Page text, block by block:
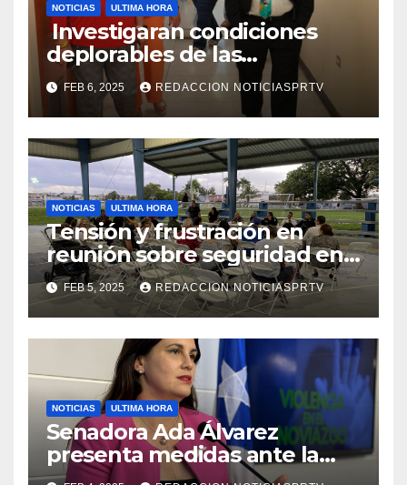
NOTICIAS ULTIMA HORA
Investigaran condiciones
deplorables de las
facilidades el Departamento
de la Salud en Mayagüez
FEB 6, 2025 REDACCION NOTICIASPRTV
NOTICIAS ULTIMA HORA
Tensión y frustración en
reunión sobre seguridad en
Reparto Metropolitano
FEB 5, 2025 REDACCION NOTICIASPRTV
NOTICIAS ULTIMA HORA
Senadora Ada Álvarez
presenta medidas ante la
violencia en el noviazgo